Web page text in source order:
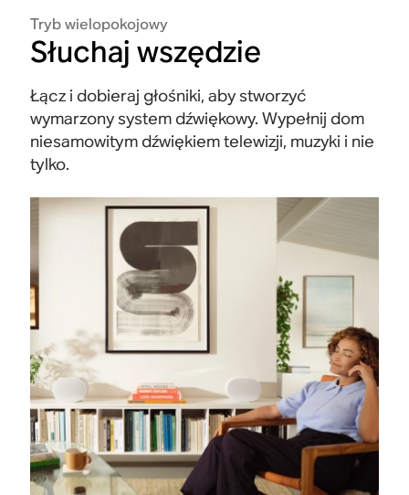
Tryb wielopokojowy
Słuchaj wszędzie
Łącz i dobieraj głośniki, aby stworzyć
wymarzony system dźwiękowy. Wypełnij dom
niesamowitym dźwiękiem telewizji, muzyki i nie
tylko.